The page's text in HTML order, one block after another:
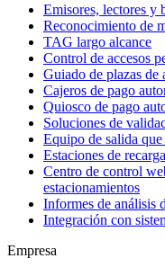
Emisores, lectores y
Reconocimiento de
TAG largo alcance
Control de accesos
Guiado de plazas de
Cajeros de pago
Quiosco de pago
Soluciones de
Equipo de salida
Estaciones de
Centro de control
estacionamientos
Informes de análisis
Integración con
Empresa